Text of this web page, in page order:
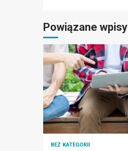
Powiązane wpisy
BEZ KATEGORII